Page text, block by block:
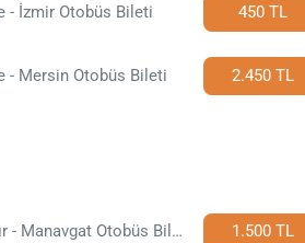
- İzmir Otobüs Bileti 450 TL
- Mersin Otobüs Bileti 2.450 TL
Diyarbakır - Manavgat Otobüs Bileti 1.500 TL